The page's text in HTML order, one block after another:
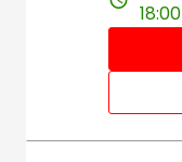
18:00